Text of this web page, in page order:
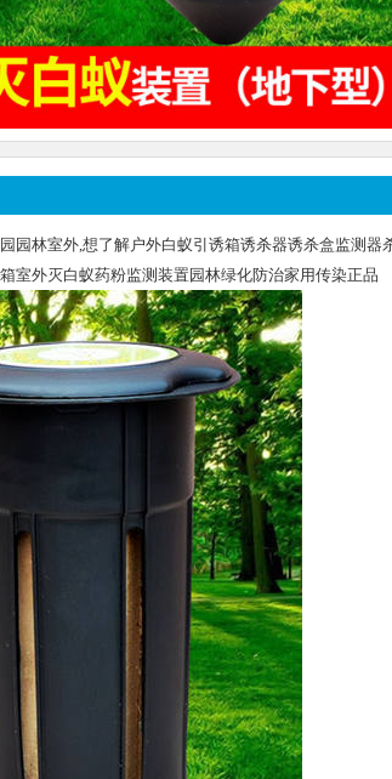
园林室外,想了解户外白蚁引诱箱诱杀器诱杀盒监测器
室外灭白蚁药粉监测装置园林绿化防治家用传染正品